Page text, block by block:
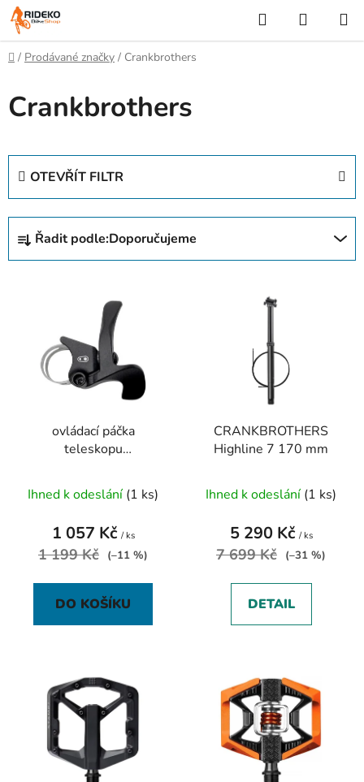
Přejít
na
obsah
Hledat
KOŠÍK
Domů
/ Prodávané značky / Crankbrothers
Crankbrothers
OTEVŘÍT FILTR
Ř
z
Řadit podle:Doporučujeme
ovládací páčka
teleskopu
Highline Drop Bar
Remote Kit
Ihned k odeslání (1 ks)
1 057 Kč / ks
1 199 Kč (–11 %)
DO KOŠÍKU
CRANKBROTHERS
Highline 7 170 mm
Ihned k odeslání (1 ks)
5 290 Kč / ks
7 699 Kč (–31 %)
DETAIL